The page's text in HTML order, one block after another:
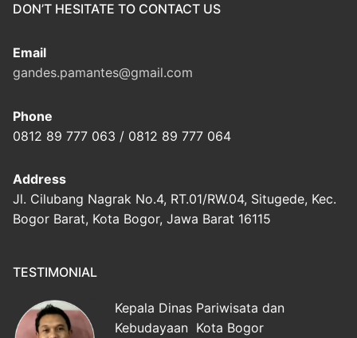
DON’T HESITATE TO CONTACT US
Email
gandes.pamantes@gmail.com
Phone
0812 89 777 063 / 0812 89 777 064
Address
Jl. Cilubang Nagrak No.4, RT.01/RW.04, Situgede, Kec.
Bogor Barat, Kota Bogor, Jawa Barat 16115
TESTIMONIAL
Kepala Dinas Pariwisata dan
Kebudayaan Kota Bogor